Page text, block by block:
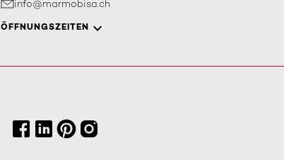
info@marmobisa.ch
ÖFFNUNGSZEITEN